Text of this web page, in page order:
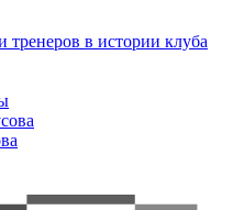
тренеров в истории клуба